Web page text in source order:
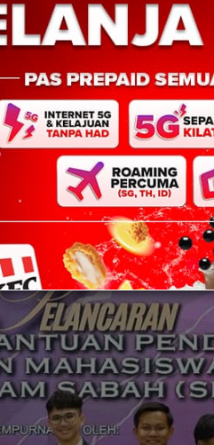
Kerajaan Negeri Sabah